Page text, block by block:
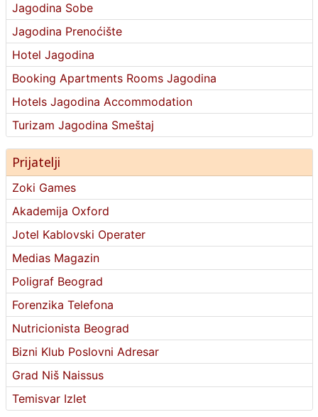
Jagodina Sobe
Jagodina Prenoćište
Hotel Jagodina
Booking Apartments Rooms Jagodina
Hotels Jagodina Accommodation
Turizam Jagodina Smeštaj
Prijatelji
Zoki Games
Akademija Oxford
Jotel Kablovski Operater
Medias Magazin
Poligraf Beograd
Forenzika Telefona
Nutricionista Beograd
Bizni Klub Poslovni Adresar
Grad Niš Naissus
Temisvar Izlet